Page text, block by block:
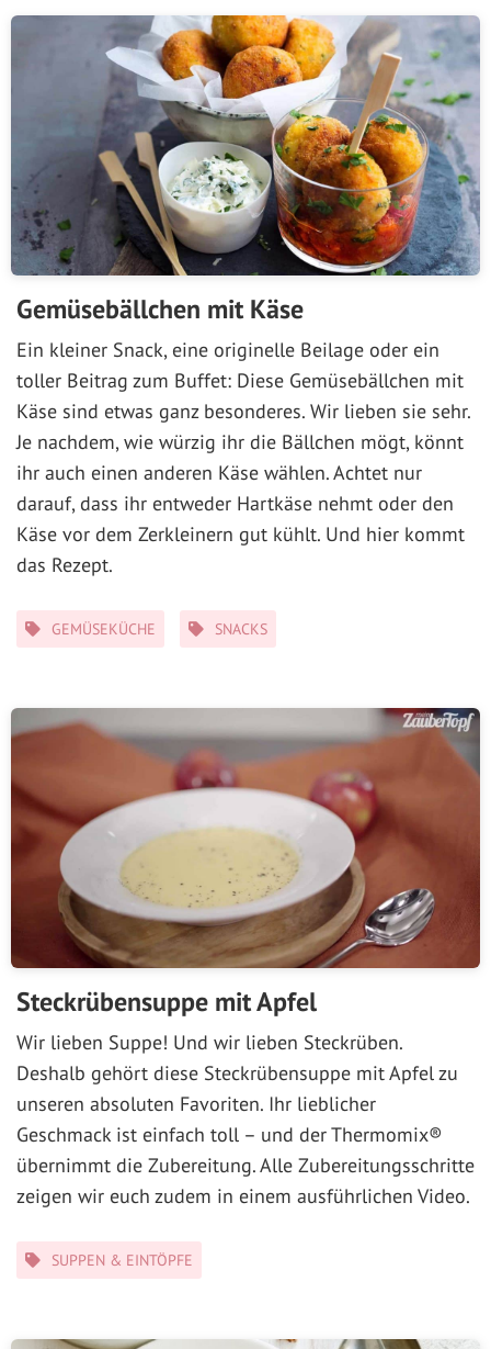
Gemüsebällchen mit Käse
Ein kleiner Snack, eine originelle Beilage oder ein
toller Beitrag zum Buffet: Diese Gemüsebällchen mit
Käse sind etwas ganz besonderes. Wir lieben sie sehr.
Je nachdem, wie würzig ihr die Bällchen mögt, könnt
ihr auch einen anderen Käse wählen. Achtet nur
darauf, dass ihr entweder Hartkäse nehmt oder den
Käse vor dem Zerkleinern gut kühlt. Und hier kommt
das Rezept.
Kategorien
GEMÜSEKÜCHE SNACKS
Steckrübensuppe mit Apfel
Wir lieben Suppe! Und wir lieben Steckrüben.
Deshalb gehört diese Steckrübensuppe mit Apfel zu
unseren absoluten Favoriten. Ihr lieblicher
Geschmack ist einfach toll – und der Thermomix®
übernimmt die Zubereitung. Alle Zubereitungsschritte
zeigen wir euch zudem in einem ausführlichen Video.
Kategorien
SUPPEN & EINTÖPFE